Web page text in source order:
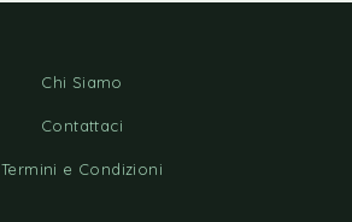
Chi Siamo
Contattaci
Termini e Condizioni